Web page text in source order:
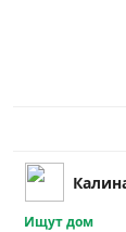
Ищут дом